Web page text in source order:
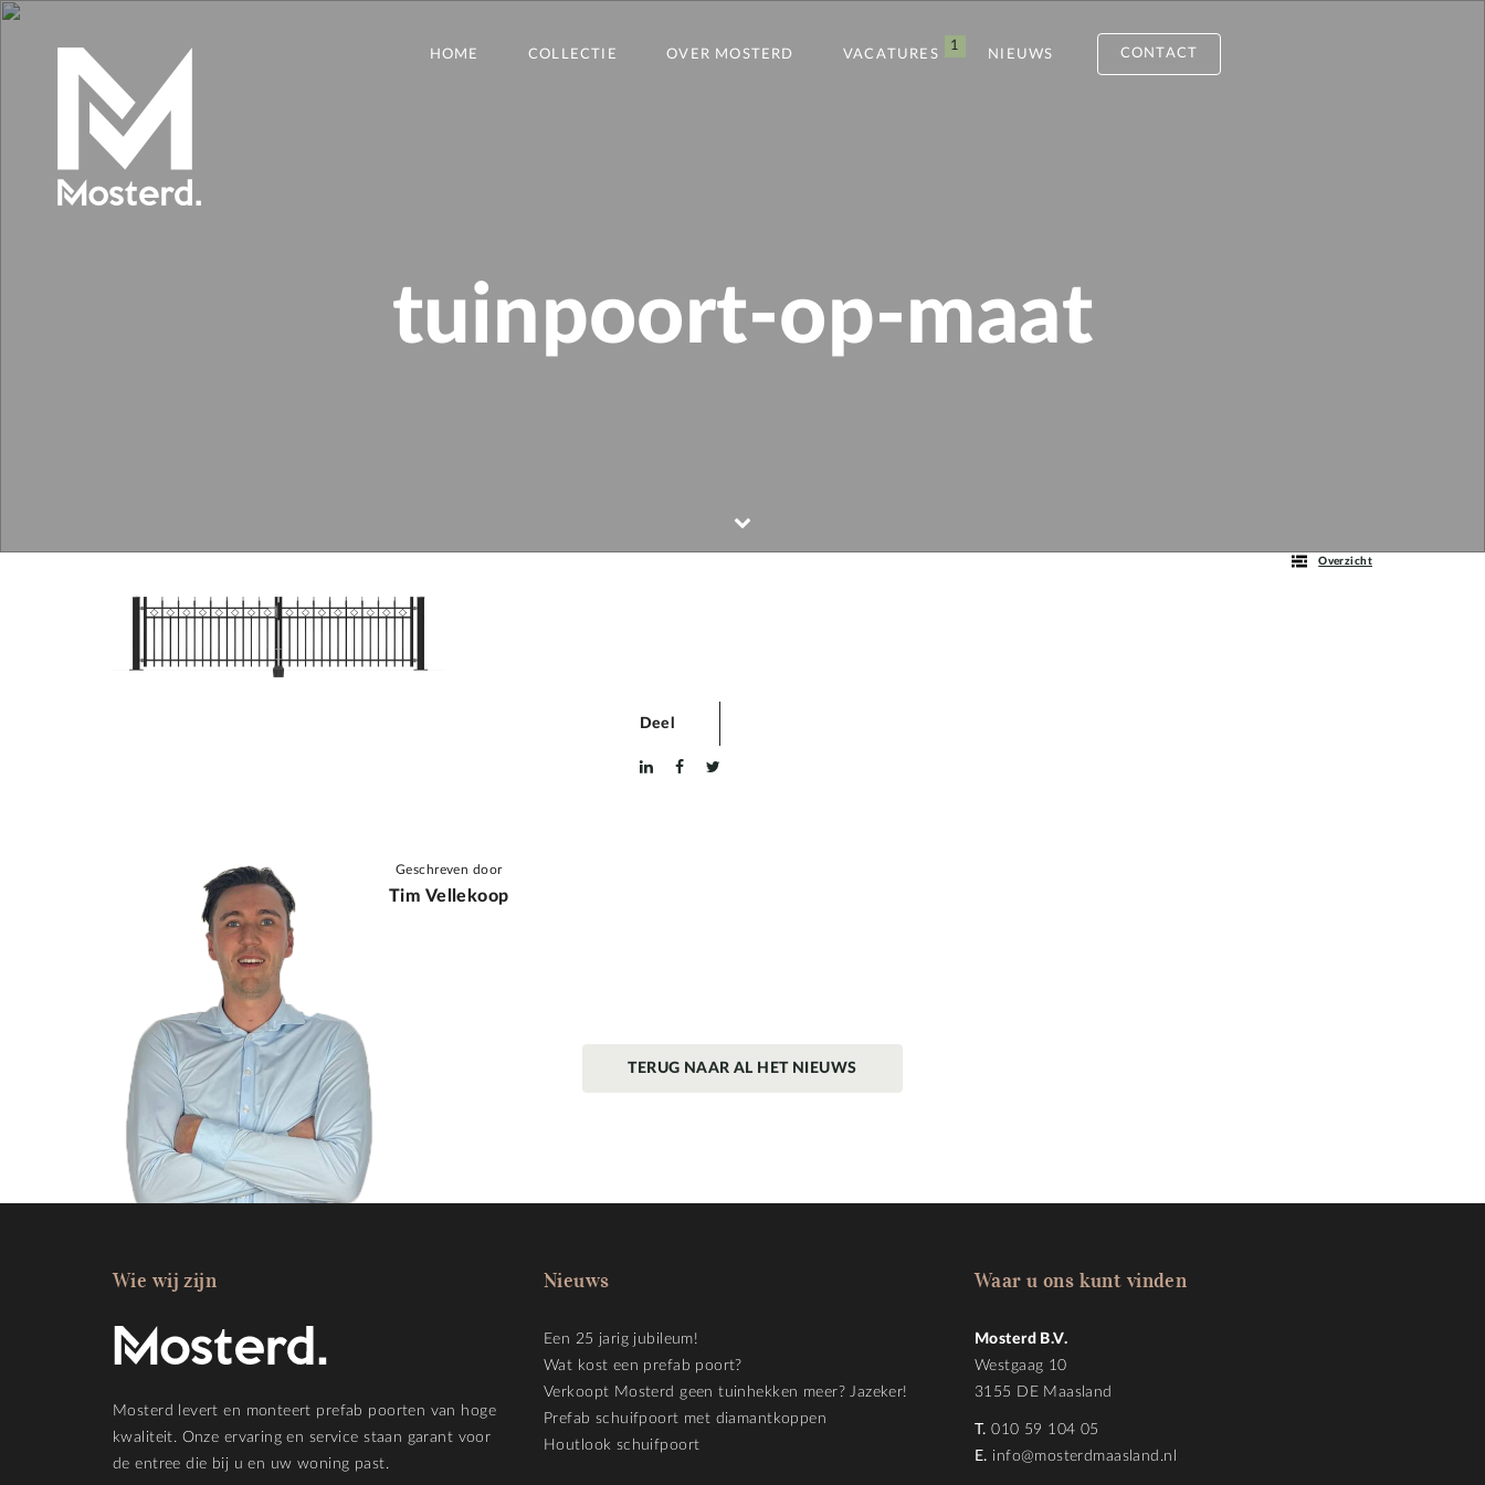
HOME COLLECTIE OVER MOSTERD VACATURES
1
NIEUWS CONTACT
tuinpoort-op-maat
Overzicht
Deel
Geschreven door
Tim Vellekoop
TERUG NAAR AL HET NIEUWS
Wie wij zijn
Mosterd levert en monteert prefab poorten van hoge
kwaliteit. Onze ervaring en service staan garant voor
de entree die bij u en uw woning past.
Nieuws
Een 25 jarig jubileum!
Wat kost een prefab poort?
Verkoopt Mosterd geen tuinhekken meer? Jazeker!
Prefab schuifpoort met diamantkoppen
Houtlook schuifpoort
Waar u ons kunt vinden
Mosterd B.V.
Westgaag 10
3155 DE Maasland
T. 010 59 104 05
E. info@mosterdmaasland.nl